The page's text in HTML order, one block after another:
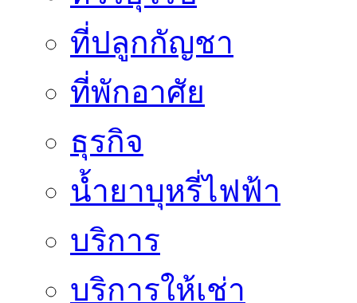
ที่ปลูกกัญชา
ที่พักอาศัย
ธุรกิจ
น้ำยาบุหรี่ไฟฟ้า
บริการ
บริการให้เช่า